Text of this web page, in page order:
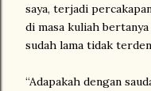
saya, terjadi
di masa kuliah
sudah lama tidak
“Adapakah dengan